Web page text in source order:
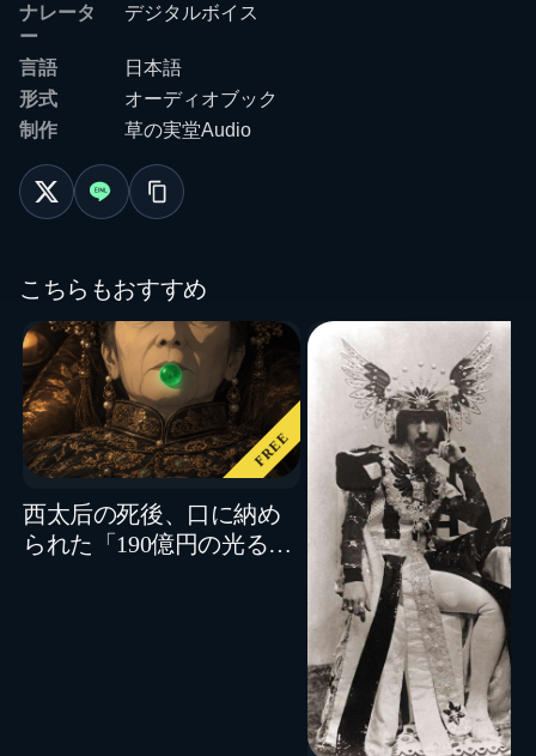
ナレータ
ー
デジタルボイス
言語
日本語
形式
オーディオブック
制作
草の実堂Audio
こちらもおすすめ
FREE
西太后の死後、口に納め
られた「190億円の光る宝